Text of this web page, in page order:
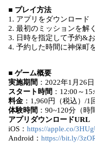
■ プレイ方法
1. アプリをダウンロード
2. 最初のミッションを解く
3. 日時を指定して予約&
4. 予約した時間に神保町
■ ゲーム概要
実施期間 ：2022年1月26
スタート時間 ：12:00～
料金 ：1,960円（税込）/1
体験時間 ：90~120分（時
アプリダウンロードURL
iOS： https://apple.co/
Android： https://bit.ly/